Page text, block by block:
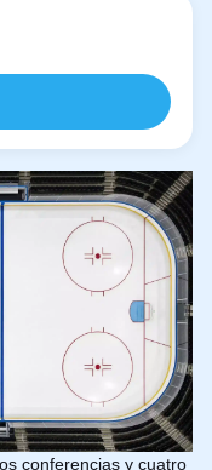
conferencias y cuatro